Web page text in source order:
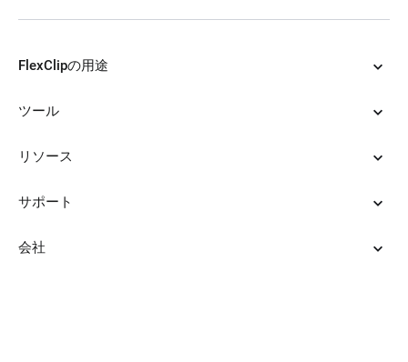
FlexClipの用途
ツール
リソース
サポート
会社